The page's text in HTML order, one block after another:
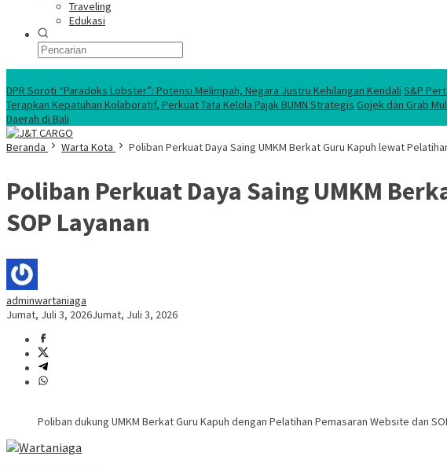
Traveling
Edukasi
DPR Soroti “Paradoks Lobster”: Potensi Melimpah, Negara Justru Kehilangan Kendali S&P
Terapkan Kepatuhan Kolaboratif, Perkuat Tata Kelola Pajak BUMN Strategis Gojek dan Grab
Daerah di Bali
Beranda
Warta Kota Poliban Perkuat Daya Saing UMKM Berkat Guru Kapuh lewat
Poliban Perkuat Daya Saing UMKM
SOP Layanan
adminwartaniaga
Jumat, Juli 3, 2026Jumat, Juli 3, 2026
Poliban dukung UMKM Berkat Guru Kapuh dengan Pelatihan Pemasaran Website dan